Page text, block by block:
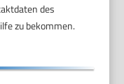
des
zu bekommen.